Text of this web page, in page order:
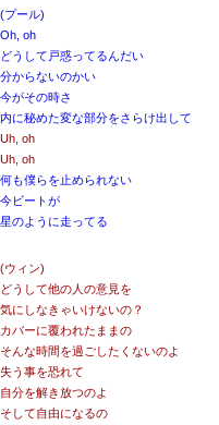
(プール)
Oh, oh
どうして戸惑ってるんだい
分からないのかい
今がその時さ
内に秘めた変な部分をさらけ出して
Uh, oh
Uh, oh
何も僕らを止められない
今ビートが
星のように走ってる
(ウィン)
どうして他の人の意見を
気にしなきゃいけないの？
カバーに覆われたままの
そんな時間を過ごしたくないのよ
失う事を恐れて
自分を解き放つのよ
そして自由になるの